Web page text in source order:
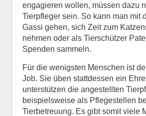
engagieren wollen, müssen dazu
Tierpfleger sein. So kann man mit
Gassi gehen, sich Zeit zum
nehmen oder als Tierschützer
Spenden sammeln.
Für die wenigsten Menschen ist
Job. Sie üben stattdessen ein
unterstützen die angestellten
beispielsweise als Pflegestellen
Tierbetreuung. Es gibt somit viele